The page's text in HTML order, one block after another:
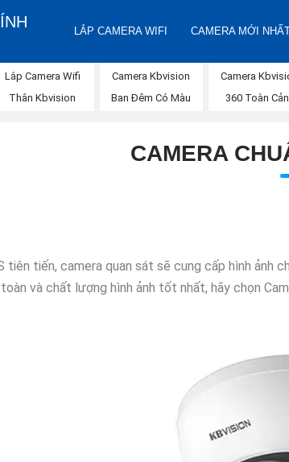
LẮP CAMERA WIFI CAMERA MỚI
Lắp Camera Wifi
Thân Kbvision
Camera Kbvision
Ban Đêm Có Màu
Camera
360 Toàn
CAMERA
tiên tiến, camera quan sát sẽ cung cấp hình
và chất lượng hình ảnh tốt nhất, hãy chọn